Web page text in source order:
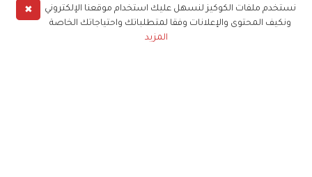
✖
نستخدم ملفات الكوكيز لنسهل عليك استخدام موقعنا الإلكتروني
ونكيف المحتوى والإعلانات وفقا لمتطلباتك واحتياجاتك الخاصة
المزيد